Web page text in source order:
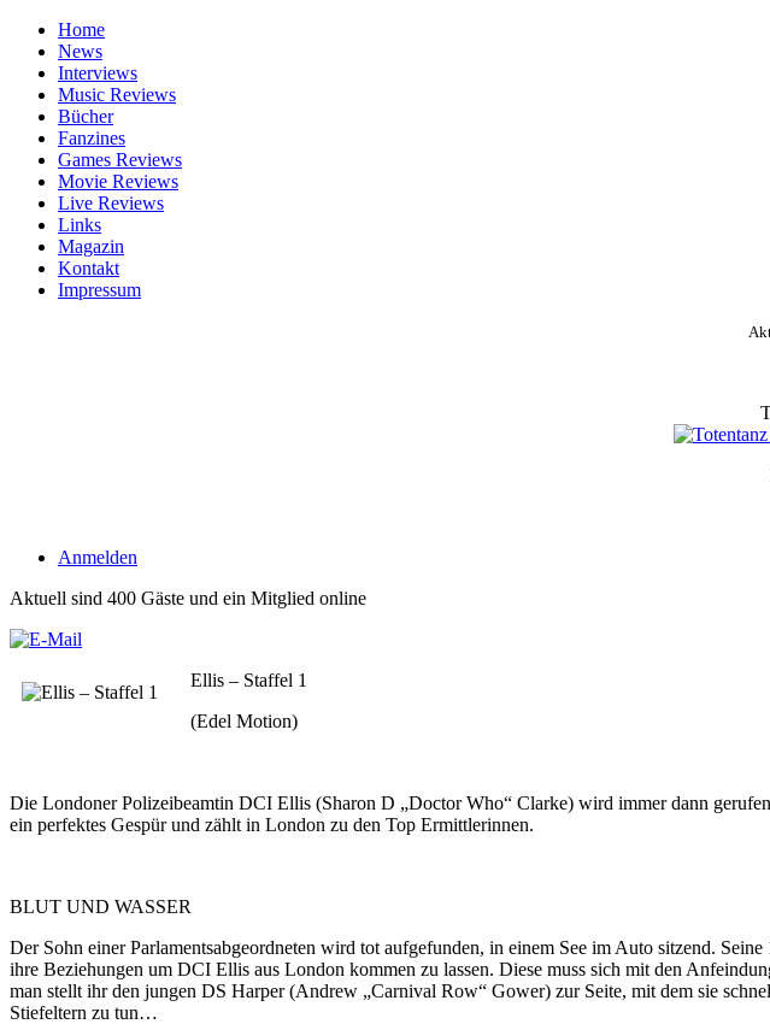
Home
News
Interviews
Music Reviews
Bücher
Fanzines
Games Reviews
Movie Reviews
Live Reviews
Links
Magazin
Kontakt
Impressum
Anmelden
Aktuell sind 400 Gäste und ein Mitglied online
Ellis – Staffel 1
(Edel Motion)
Die Londoner Polizeibeamtin DCI Ellis (Sharon D „Doctor Who“ Clarke) wird immer dann
ein perfektes Gespür und zählt in London zu den Top Ermittlerinnen.
BLUT UND WASSER
Der Sohn einer Parlamentsabgeordneten wird tot aufgefunden, in einem See im Auto sitzend.
ihre Beziehungen um DCI Ellis aus London kommen zu lassen. Diese muss sich mit den
man stellt ihr den jungen DS Harper (Andrew „Carnival Row“ Gower) zur Seite, mit dem sie
Stiefeltern zu tun…